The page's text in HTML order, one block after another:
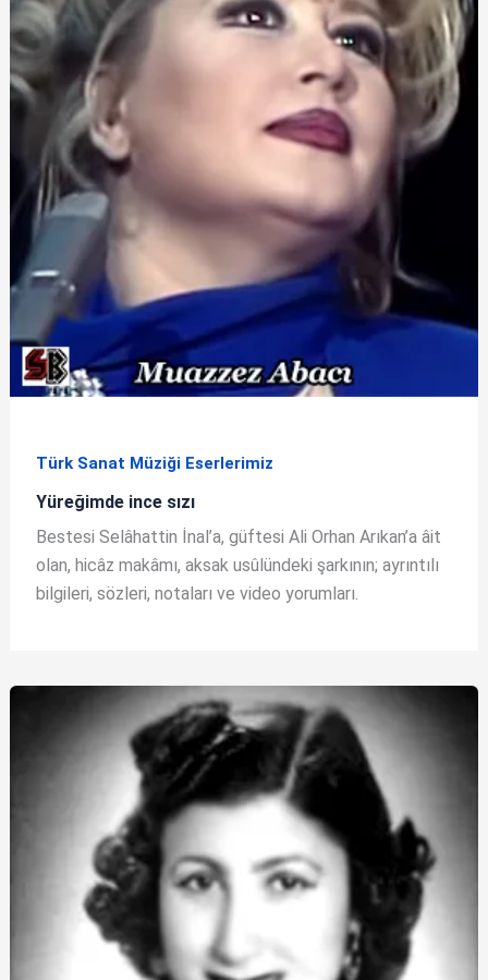
Türk Sanat Müziği Eserlerimiz
Yüreğimde ince sızı
Bestesi Selâhattin İnal’a, güftesi Ali Orhan Arıkan’a âit
olan, hicâz makâmı, aksak usûlündeki şarkının; ayrıntılı
bilgileri, sözleri, notaları ve video yorumları.